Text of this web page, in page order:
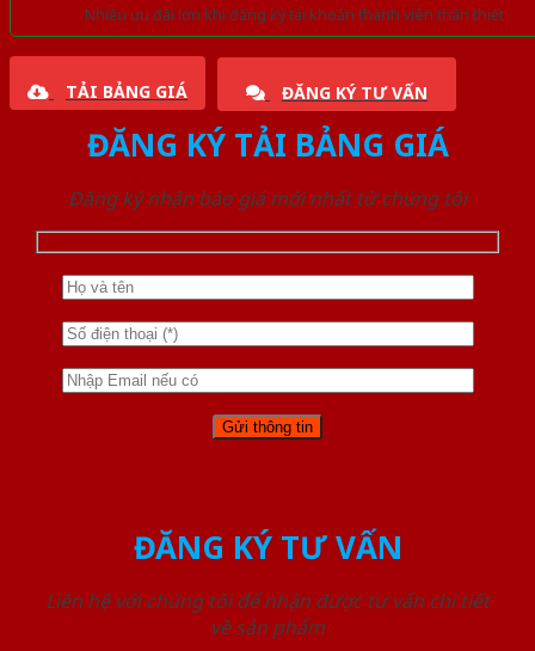
Nhiều ưu đãi lớn khi đăng ký tài khoản thành viên thân thiết
TẢI BẢNG GIÁ ĐĂNG KÝ TƯ VẤN
ĐĂNG KÝ TẢI BẢNG GIÁ
Đăng ký nhận báo giá mới nhất từ chúng tôi
ĐĂNG KÝ TƯ VẤN
Liên hệ với chúng tôi để nhận được tư vấn chi tiết
về sản phẩm